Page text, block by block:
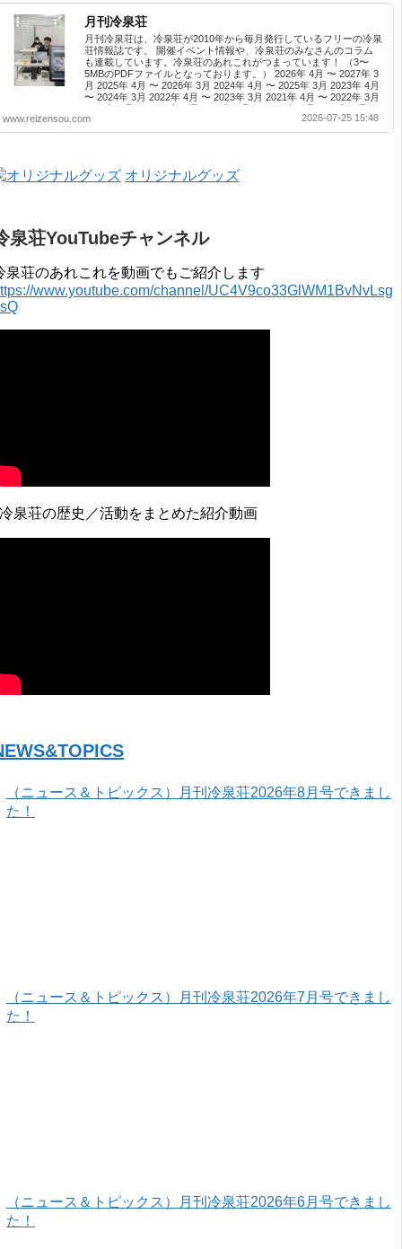
月刊冷泉荘
月刊冷泉荘は、冷泉荘が2010年から毎月発行しているフリーの冷泉
荘情報誌です。 開催イベント情報や、冷泉荘のみなさんのコラム
も連載しています。冷泉荘のあれこれがつまっています！ （3〜
5MBのPDFファイルとなっております。） 2026年 4月 〜 2027年 3
月 2025年 4月 〜 2026年 3月 2024年 4月 〜 2025年 3月 2023年 4月
〜 2024年 3月 2022年 4月 〜 2023年 3月 2021年 4月 〜 2022年 3月
2020年 4月 〜 2021年 3月 2019年 4月 〜 2020年 3月 2018年 4月 〜
2019年 3月 2017年 4月 〜 2018年 3月 2016年 4月 〜 2017年 3月
2015年 4月 〜 2016年 3月 2014年 4月 〜 2015年 3月 2013...
www.reizensou.com 2026-07-25 15:48
オリジナルグッズ
泉荘YouTubeチャンネル
泉荘のあれこれを動画でもご紹介します
www.youtube.com/channel/UC4V9co33GlWM1BvNvLsg
泉荘の歴史／活動をまとめた紹介動画
（ニュース＆トピックス）月刊冷泉荘2026年8月号できまし
た！
（ニュース＆トピックス）月刊冷泉荘2026年7月号できまし
た！
（ニュース＆トピックス）月刊冷泉荘2026年6月号できまし
た！